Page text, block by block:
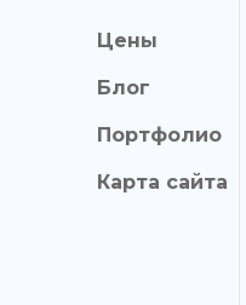
Цены
Блог
Портфолио
Карта сайта